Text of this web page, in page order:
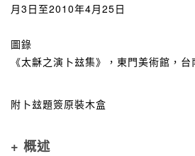
月3日至2010年4月25日
圖錄
《太龢之演卜玆集》，東門美術館，
附卜玆題簽原裝木盒
+ 概述